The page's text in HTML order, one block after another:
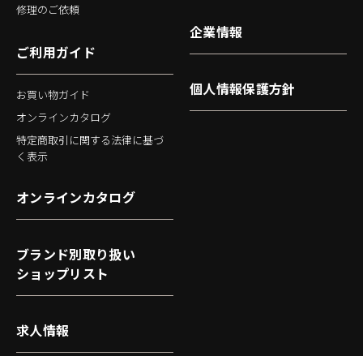
修理のご依頼
ご利用ガイド
お買い物ガイド
オンラインカタログ
特定商取引に関する法律に基づ
く表示
企業情報
個人情報保護方針
オンラインカタログ
ブランド別取り扱い
ショップリスト
求人情報